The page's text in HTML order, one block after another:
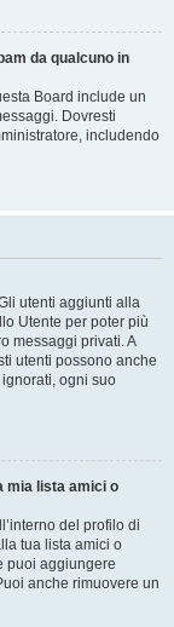
da qualcuno in
Board include un
Dovresti
includendo
utenti aggiunti alla
Utente per poter più
messaggi privati. A
utenti possono anche
ogni suo
mia lista amici o
del profilo di
tua lista amici o
puoi aggiungere
anche rimuovere un